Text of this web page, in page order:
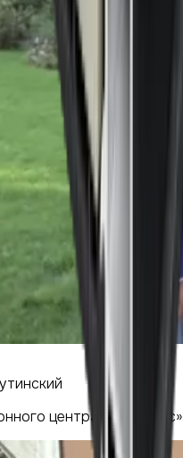
центра «Прогресс»